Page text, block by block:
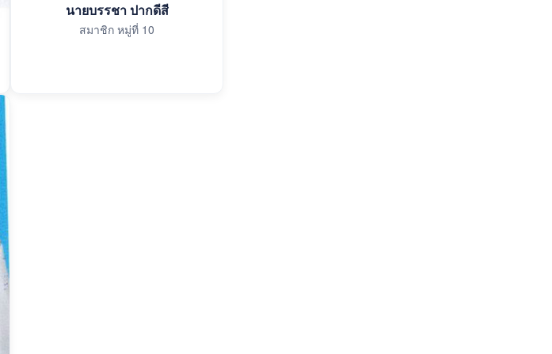
นายบรรชา ปากดีสี
สมาชิก หมู่ที่ 10